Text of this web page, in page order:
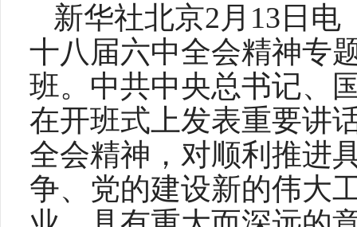
新华社北京2 月 13 日电
十八届六中全会精神专
班。中共中央总书记、
在开班式上发表重要讲
全会精神，对顺利推进
争、党的建设新的伟大